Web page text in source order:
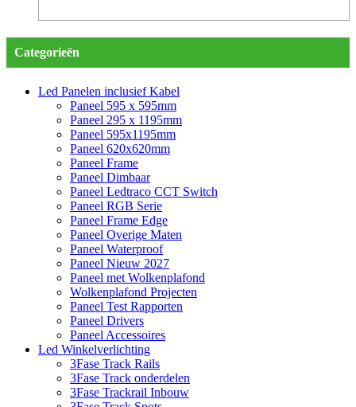
Categorieën
Led Panelen inclusief Kabel
Paneel 595 x 595mm
Paneel 295 x 1195mm
Paneel 595x1195mm
Paneel 620x620mm
Paneel Frame
Paneel Dimbaar
Paneel Ledtraco CCT Switch
Paneel RGB Serie
Paneel Frame Edge
Paneel Overige Maten
Paneel Waterproof
Paneel Nieuw 2027
Paneel met Wolkenplafond
Wolkenplafond Projecten
Paneel Test Rapporten
Paneel Drivers
Paneel Accessoires
Led Winkelverlichting
3Fase Track Rails
3Fase Track onderdelen
3Fase Trackrail Inbouw